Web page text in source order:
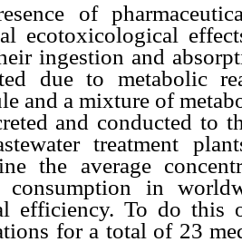
of
ecotoxicological
ingestion and
due to metabolic
and a mixture of
and conducted to
treatment
the average
consumption in
efficiency. To do this
for a total of 23